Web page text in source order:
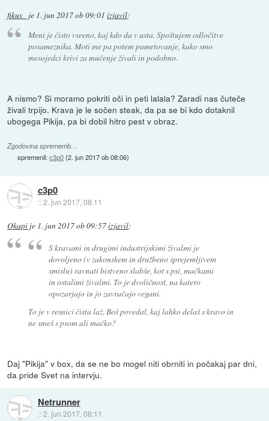
fikus_ je 1. jun 2017 ob 09:01 izjavil:
Meni je čisto vseeno, kaj kdo da v usta. Spoštujem odločitve
posameznika. Moti me pa potem pametovanje, kako smo
mesojedci krivi za mučenje živali in podobno.
A nismo? Si moramo pokriti oči in peti lalala? Zaradi nas čuteče
živali trpijo. Krava je le sočen steak, da pa se bi kdo dotaknil
ubogega Pikija, pa bi dobil hitro pest v obraz.
Zgodovina sprememb…
spremenil:c3p0(2. jun 2017 ob 08:06)
c3p0
::2. jun 2017, 08:11
Okapi je 1. jun 2017 ob 09:57izjavil:
S kravami in drugimi industrijskimi živalmi je
dovoljeno (v zakonskem in družbeno sprejemljivem
smislu) ravnati bistveno slabše, kot s psi, mačkami
in ostalimi živalmi. To je dvoličnost, na katero
opozarjajo in jo zavračajo vegani.
To je v resnici čista laž. Boš povedal, kaj lahko delaš s kravo in
ne smeš s psom ali mačko?
Daj "Pikija" v box, da se ne bo mogel niti obrniti in počakaj par dni,
da pride Svet na intervju.
Netrunner
::2. jun 2017, 08:11